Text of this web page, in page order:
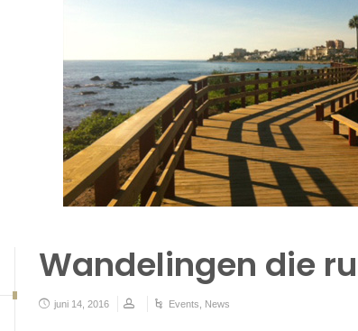
Wandelingen die
juni 14, 2016 Events News